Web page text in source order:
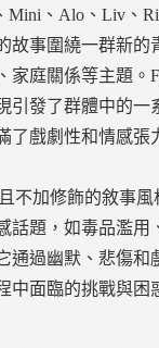
Mini、Alo、Liv、
故事圍繞一群新的
家庭關係等主題。
引發了群體中的一
了戲劇性和情感張
且不加修飾的敘事
話題，如毒品濫用
通過幽默、悲傷和
中面臨的挑戰與困